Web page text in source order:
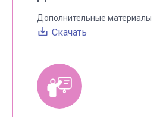
Дополнительные материалы
Скачать